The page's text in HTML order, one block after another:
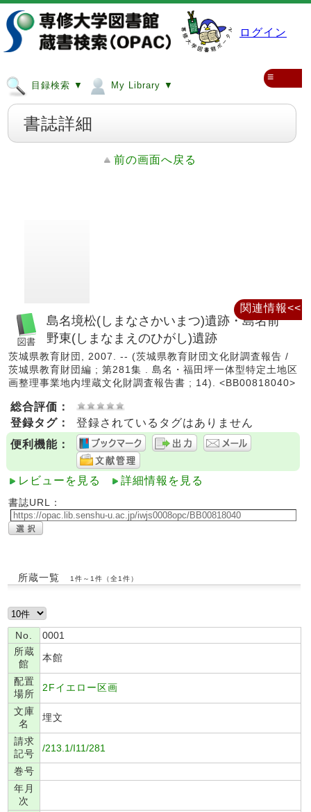
ログイン
目録検索 ▼ My Library ▼
≡
書誌詳細
前の画面へ戻る
島名境松(しまなさかいまつ)遺跡・島名前
野東(しまなまえのひがし)遺跡
茨城県教育財団, 2007. -- (茨城県教育財団文化財調査報告 /
茨城県教育財団編 ; 第281集 . 島名・福田坪一体型特定土地区
画整理事業地内埋蔵文化財調査報告書 ; 14). <BB00818040>
総合評価：
登録タグ：
登録されているタグはありません
便利機能：
レビューを見る 詳細情報を見る
書誌URL：
所蔵一覧 1件～1件（全1件）
No.
0001
所蔵
館
本館
配置
場所
2Fイエロー区画
文庫
名
埋文
請求
記号
/213.1/I11/281
巻号
年月
次
関連情報<<